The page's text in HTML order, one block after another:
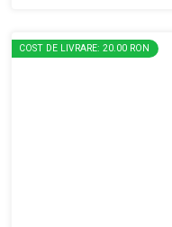
COST DE LIVRARE: 20.00 RON